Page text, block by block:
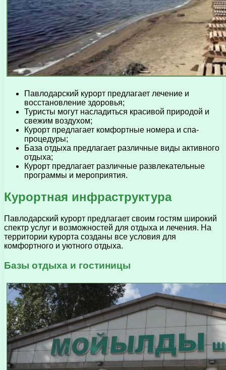
Павлодарский курорт предлагает лечение и
восстановление здоровья;
Туристы могут насладиться красивой природой и
свежим воздухом;
Курорт предлагает комфортные номера и спа-
процедуры;
База отдыха предлагает различные виды активного
отдыха;
Курорт предлагает различные развлекательные
программы и мероприятия.
Курортная инфраструктура
Павлодарский курорт предлагает своим гостям широкий
спектр услуг и возможностей для отдыха и лечения. На
территории курорта созданы все условия для
комфортного и уютного отдыха.
Базы отдыха и гостиницы